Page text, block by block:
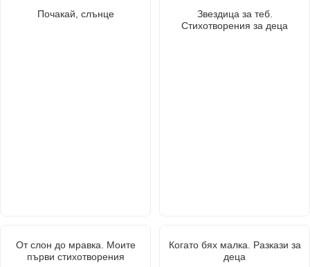
Почакай, слънце
Звездица за теб.
Стихотворения за деца
От слон до мравка. Моите
първи стихотворения
Когато бях малка. Разкази за
деца